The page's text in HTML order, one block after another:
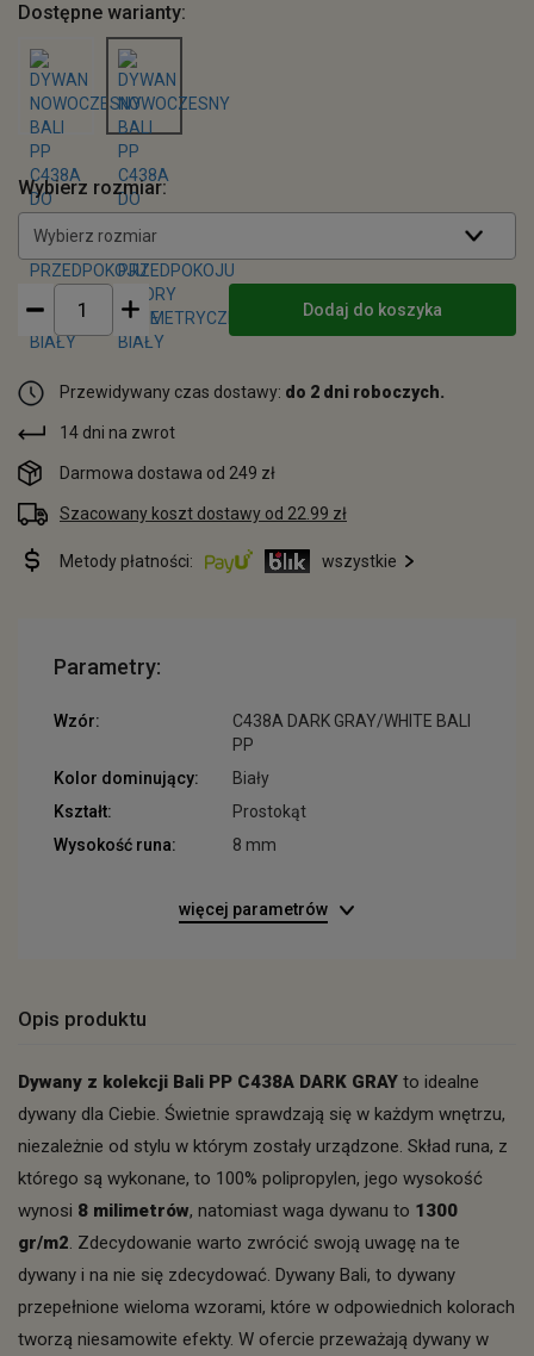
Dostępne warianty:
Wybierz rozmiar:
Wybierz rozmiar
Dodaj do koszyka
Przewidywany czas dostawy: do 2 dni roboczych.
14 dni na zwrot
Darmowa dostawa od 249 zł
Szacowany koszt dostawy od 22.99 zł
Metody płatności: wszystkie
Parametry:
Wzór:
C438A DARK GRAY/WHITE BALI
PP
Kolor dominujący:
Biały
Kształt:
Prostokąt
Wysokość runa:
8 mm
więcej parametrów
Opis produktu
Dywany z kolekcji Bali PP C438A DARK GRAY to idealne
dywany dla Ciebie. Świetnie sprawdzają się w każdym wnętrzu,
niezależnie od stylu w którym zostały urządzone. Skład runa, z
którego są wykonane, to 100% polipropylen, jego wysokość
wynosi 8 milimetrów, natomiast waga dywanu to 1300
gr/m2. Zdecydowanie warto zwrócić swoją uwagę na te
dywany i na nie się zdecydować. Dywany Bali, to dywany
przepełnione wieloma wzorami, które w odpowiednich kolorach
tworzą niesamowite efekty. W ofercie przeważają dywany w